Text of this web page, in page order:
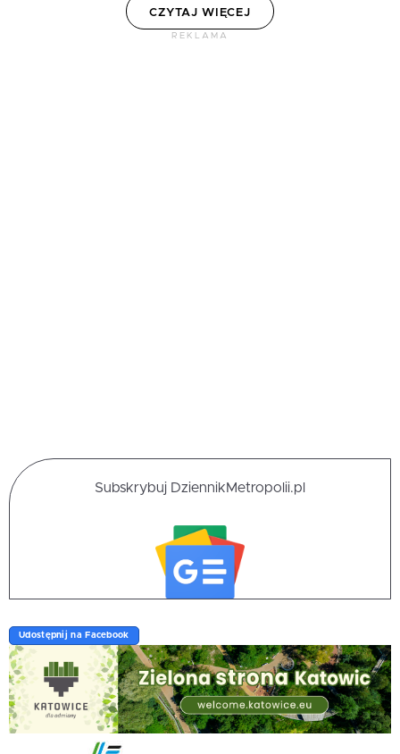
CZYTAJ WIĘCEJ
REKLAMA
Subskrybuj DziennikMetropolii.pl
Udostępnij na Facebook